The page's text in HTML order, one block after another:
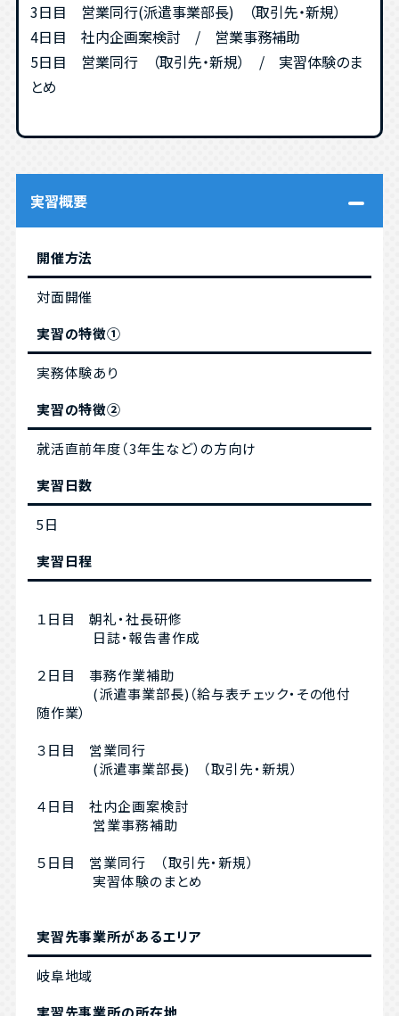
3日目 営業同行(派遣事業部長) （取引先・新規）
4日目 社内企画案検討 / 営業事務補助
5日目 営業同行 （取引先・新規） / 実習体験のま
とめ
実習概要
開催方法
対面開催
実習の特徴①
実務体験あり
実習の特徴②
就活直前年度（3年生など）の方向け
実習日数
5日
実習日程
１日目 朝礼・社長研修
日誌・報告書作成
２日目 事務作業補助
(派遣事業部長)（給与表チェック・その他付
随作業）
３日目 営業同行
(派遣事業部長) （取引先・新規）
４日目 社内企画案検討
営業事務補助
５日目 営業同行 （取引先・新規）
実習体験のまとめ
実習先事業所があるエリア
岐阜地域
実習先事業所の所在地